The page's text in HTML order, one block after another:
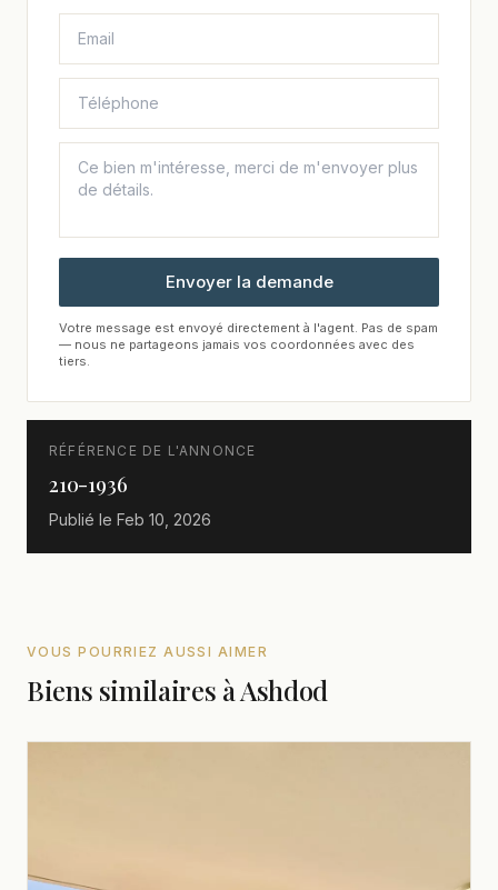
Envoyer la demande
Votre message est envoyé directement à l'agent. Pas de spam
— nous ne partageons jamais vos coordonnées avec des
tiers.
RÉFÉRENCE DE L'ANNONCE
210-1936
Publié le Feb 10, 2026
VOUS POURRIEZ AUSSI AIMER
Biens similaires à Ashdod